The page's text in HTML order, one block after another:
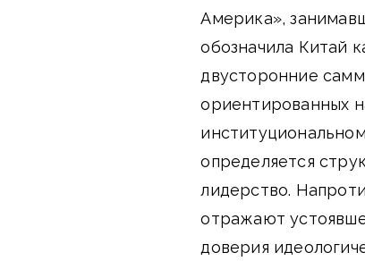
Америка»,
обозначила Китай
двусторонние
ориентированных
определяется
лидерство.
отражают
доверия